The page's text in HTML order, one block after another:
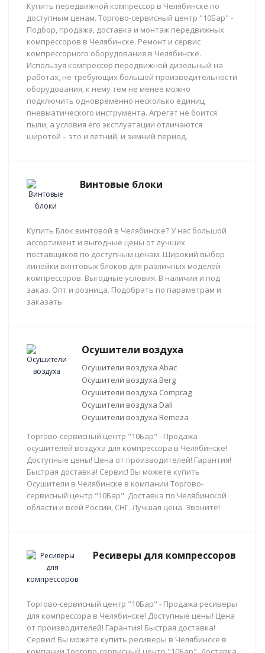
Купить передвижной компрессор в Челябинске по
доступным ценам. Торгово-сервисный центр "10Бар" -
Подбор, продажа, доставка и монтаж передвижных
компрессоров в Челябинске. Ремонт и сервис
компрессорного оборудования в Челябинске.
Используя компрессор передвижной дизельный на
работах, не требующих большой производительности
оборудования, к нему тем не менее можно
подключить одновременно несколько единиц
пневматического инструмента. Агрегат не боится
пыли, а условия его эксплуатации отличаются
широтой – это и летний, и зимний период.
Винтовые блоки
Купить Блок винтовой в Челябинске? У нас большой
ассортимент и выгодные цены от лучших
поставщиков по доступным ценам. Широкий выбор
линейки винтовых блоков для различных моделей
компрессоров. Выгодные условия. В наличии и под
заказ. Опт и розница. Подобрать по параметрам и
заказать.
Осушители воздуха
Осушители воздуха Abac
Осушители воздуха Berg
Осушители воздуха Comprag
Осушители воздуха Dali
Осушители воздуха Remeza
Торгово-сервисный центр "10Бар" - Продажа
осушителей воздуха для компрессора в Челябинске!
Доступные цены! Цена от производителей! Гарантия!
Быстрая доставка! Сервис! Вы можете купить
Осушители в Челябинске в компании Торгово-
сервисный центр "10Бар". Доставка по Челябинской
области и всей России, СНГ. Лучшая цена. Звоните!
Ресиверы для компрессоров
Торгово-сервисный центр "10Бар" - Продажа ресиверы
для компрессора в Челябинске! Доступные цены! Цена
от производителей! Гарантия! Быстрая доставка!
Сервис! Вы можете купить ресиверы в Челябинске в